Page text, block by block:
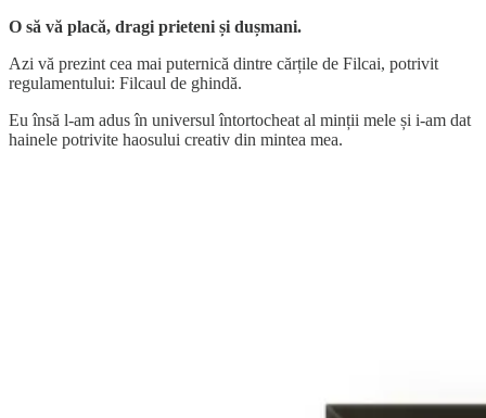
O să vă placă, dragi prieteni și dușmani.
Azi vă prezint cea mai puternică dintre cărțile de Filcai, potrivit
regulamentului: Filcaul de ghindă.
Eu însă l-am adus în universul întortocheat al minții mele și i-am dat
hainele potrivite haosului creativ din mintea mea.